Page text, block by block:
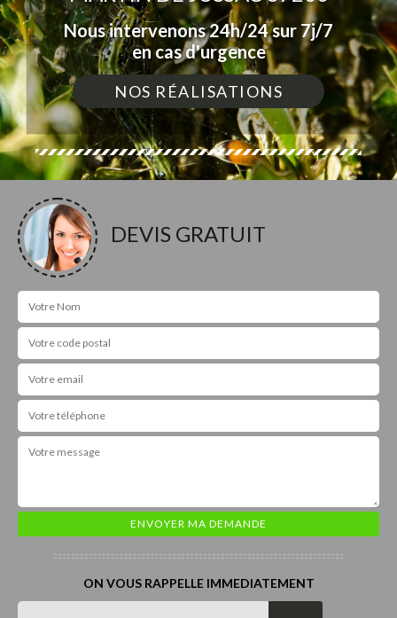
Nous intervenons 24h/24 sur 7j/7
en cas d'urgence
NOS RÉALISATIONS
DEVIS GRATUIT
ON VOUS RAPPELLE IMMEDIATEMENT